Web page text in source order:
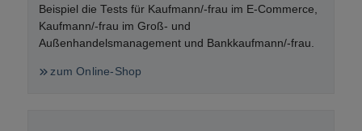
Beispiel die Tests für Kaufmann/-frau im E-Commerce,
Kaufmann/-frau im Groß- und
Außenhandelsmanagement und Bankkaufmann/-frau.
zum Online-Shop